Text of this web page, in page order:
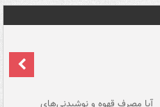
آیا مصرف قهوه و نوشیدنی‌های